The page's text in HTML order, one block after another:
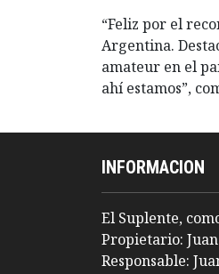
“Feliz por el
Argentina.
amateur en el
ahí estamos”,
INFORMACION
El Suplente,
Propietario:
Responsable: